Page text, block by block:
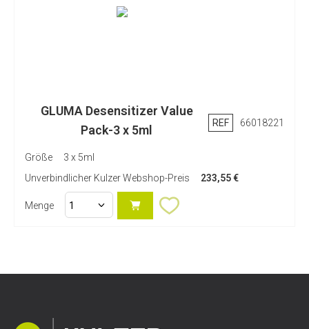
GLUMA Desensitizer Value
Pack-3 x 5ml
REF 66018221
Größe
3 x 5ml
Unverbindlicher Kulzer Webshop-Preis
233,55 €
Menge